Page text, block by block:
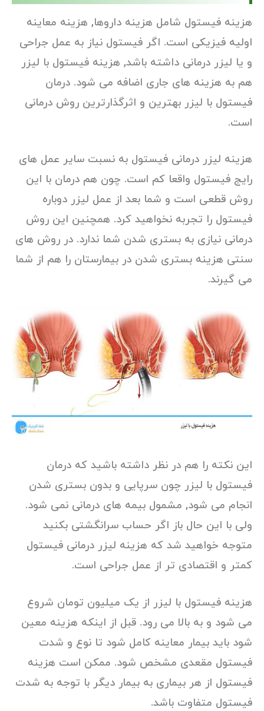
هزینه فیستول شامل هزینه داروها, هزینه معاینه
اولیه فیزیکی است. اگر فیستول نیاز به عمل جراحی
و یا لیزر درمانی داشته باشد, هزینه فیستول با لیزر
هم به هزینه های جاری اضافه می شود. درمان
فیستول با لیزر بهترین و اثرگذارترین روش درمانی
است.
هزینه لیزر درمانی فیستول به نسبت سایر عمل های
رایج فیستول واقعا کم است. چون هم درمان با این
روش قطعی است و شما بعد از عمل لیزر دوباره
فیستول را تجربه نخواهید کرد. همچنین این روش
درمانی نیازی به بستری شدن شما ندارد. در روش های
سنتی هزینه بستری شدن در بیمارستان را هم از شما
می گیرند.
این نکته را هم در نظر داشته باشید که درمان
فیستول با لیزر چون سرپایی و بدون بستری شدن
انجام می شود, مشمول بیمه های درمانی نمی شود.
ولی با این حال باز اگر حساب سرانگشتی بکنید
متوجه خواهید شد که هزینه لیزر درمانی فیستول
کمتر و اقتصادی تر از عمل جراحی است.
هزینه فیستول با لیزر از یک میلیون تومان شروع
می شود و به بالا می رود. قبل از اینکه هزینه معین
شود باید بیمار معاینه کامل شود تا نوع و شدت
فیستول مقعدی مشخص شود. ممکن است هزینه
فیستول از هر بیماری به بیمار دیگر با توجه به شدت
فیستول متفاوت باشد.